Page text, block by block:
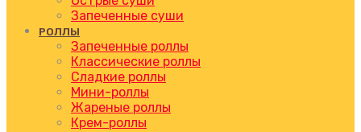
Запеченные суши
РОЛЛЫ
Запеченные роллы
Классические роллы
Сладкие роллы
Мини-роллы
Жареные роллы
Крем-роллы